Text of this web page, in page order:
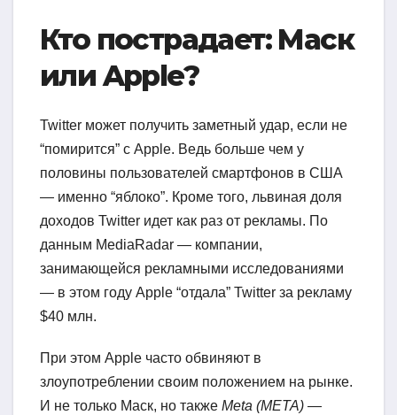
Кто пострадает: Маск
или Apple?
Twitter может получить заметный удар, если не
“помирится” с Apple. Ведь больше чем у
половины пользователей смартфонов в США
— именно “яблоко”. Кроме того, львиная доля
доходов Twitter идет как раз от рекламы. По
данным MediaRadar — компании,
занимающейся рекламными исследованиями
— в этом году Apple “отдала” Twitter за рекламу
$40 млн.
При этом Apple часто обвиняют в
злоупотреблении своим положением на рынке.
И не только Маск, но также Meta (META) —